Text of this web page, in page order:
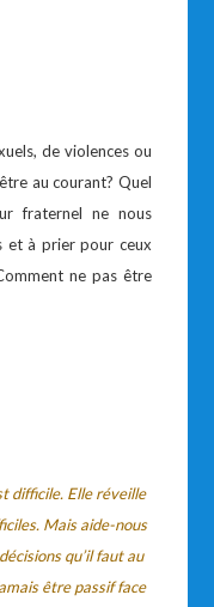
de violences ou
au courant? Quel
fraternel ne nous
et à prier pour ceux
ne pas être
difficile. Elle réveille
Mais aide-nous
qu’il faut au
être passif face